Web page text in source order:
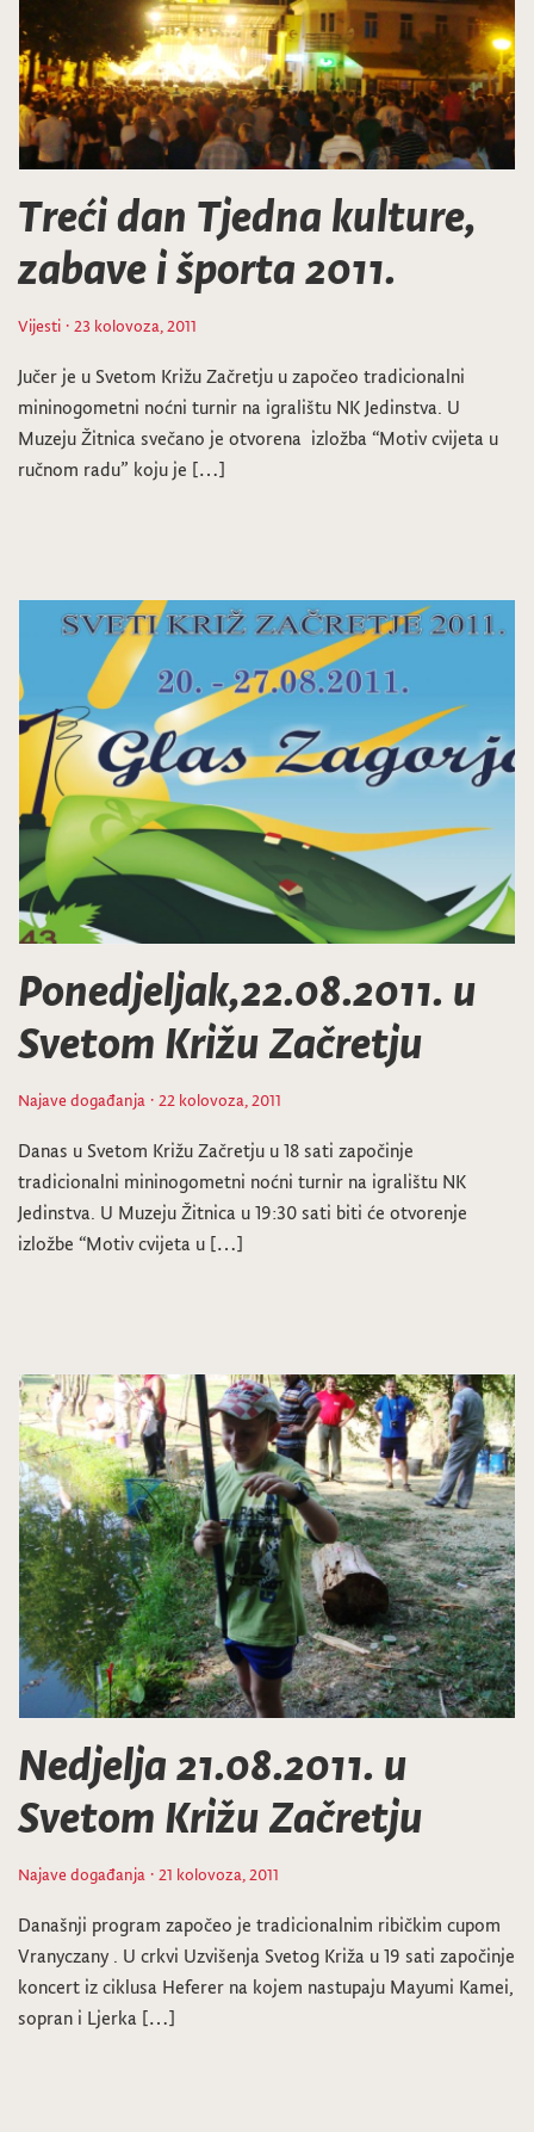
Treći dan Tjedna kulture,
zabave i športa 2011.
Vijesti · 23 kolovoza, 2011
Jučer je u Svetom Križu Začretju u započeo tradicionalni
mininogometni noćni turnir na igralištu NK Jedinstva. U
Muzeju Žitnica svečano je otvorena izložba “Motiv cvijeta u
ručnom radu” koju je […]
Ponedjeljak,22.08.2011. u
Svetom Križu Začretju
Najave događanja · 22 kolovoza, 2011
Danas u Svetom Križu Začretju u 18 sati započinje
tradicionalni mininogometni noćni turnir na igralištu NK
Jedinstva. U Muzeju Žitnica u 19:30 sati biti će otvorenje
izložbe “Motiv cvijeta u […]
Nedjelja 21.08.2011. u
Svetom Križu Začretju
Najave događanja · 21 kolovoza, 2011
Današnji program započeo je tradicionalnim ribičkim cupom
Vranyczany . U crkvi Uzvišenja Svetog Križa u 19 sati započinje
koncert iz ciklusa Heferer na kojem nastupaju Mayumi Kamei,
sopran i Ljerka […]